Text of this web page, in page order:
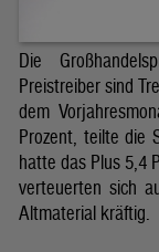
Die
Preistreiber sind
dem
Prozent, teilte die
hatte das Plus 5,4
verteuerten sich
Altmaterial kräftig.